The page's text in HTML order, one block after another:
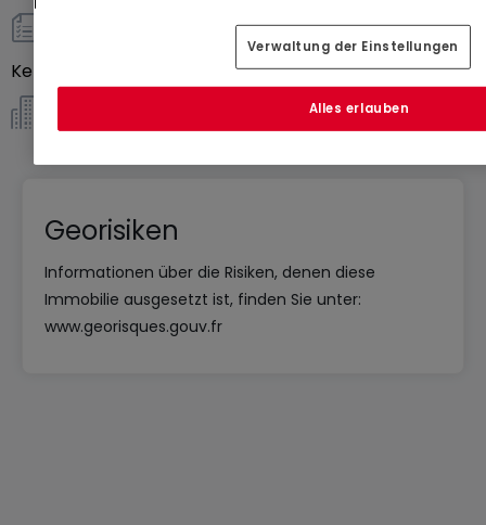
Keller
Eigentümergemeinschaft *
Georisiken
Informationen über die Risiken, denen diese
Immobilie ausgesetzt ist, finden Sie unter:
www.georisques.gouv.fr
Verwaltung der Einstellungen
Alles erlauben